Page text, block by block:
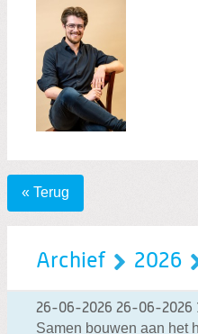
« Terug
Archief 2026
26-06-2026 26-06-2026
Samen bouwen aan het